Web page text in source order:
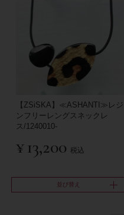
【ZSiSKA】≪ASHANTI≫レジ
ンフリーレングスネックレ
ス/1240010-
¥ 13,200 税込
並び替え